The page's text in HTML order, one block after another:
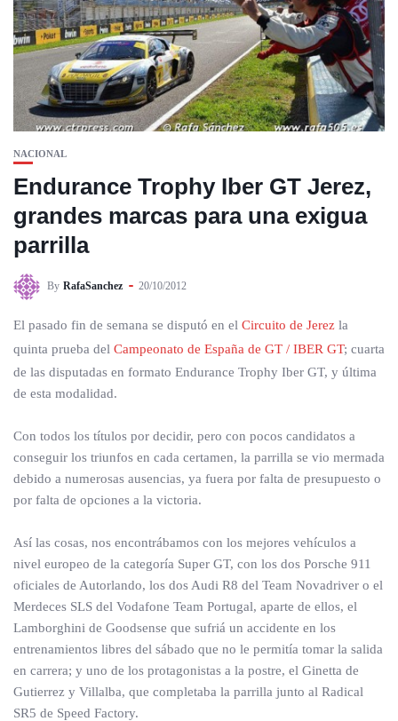
NACIONAL
Endurance Trophy Iber GT Jerez,
grandes marcas para una exigua
parrilla
By RafaSanchez 20/10/2012
El pasado fin de semana se disputó en el Circuito de Jerez la
quinta prueba del Campeonato de España de GT / IBER GT; cuarta
de las disputadas en formato Endurance Trophy Iber GT, y última
de esta modalidad.
Con todos los títulos por decidir, pero con pocos candidatos a
conseguir los triunfos en cada certamen, la parrilla se vio mermada
debido a numerosas ausencias, ya fuera por falta de presupuesto o
por falta de opciones a la victoria.
Así las cosas, nos encontrábamos con los mejores vehículos a
nivel europeo de la categoría Super GT, con los dos Porsche 911
oficiales de Autorlando, los dos Audi R8 del Team Novadriver o el
Merdeces SLS del Vodafone Team Portugal, aparte de ellos, el
Lamborghini de Goodsense que sufriá un accidente en los
entrenamientos libres del sábado que no le permitía tomar la salida
en carrera; y uno de los protagonistas a la postre, el Ginetta de
Gutierrez y Villalba, que completaba la parrilla junto al Radical
SR5 de Speed Factory.